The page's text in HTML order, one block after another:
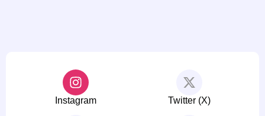
Instagram Twitter (X)